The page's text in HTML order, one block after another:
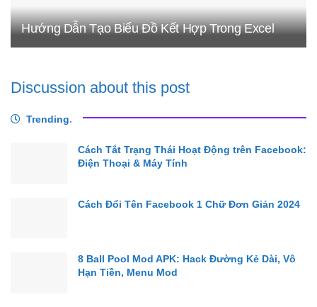
Hướng Dẫn Tạo Biểu Đồ Kết Hợp Trong Excel
Discussion about this post
Trending.
Cách Tắt Trạng Thái Hoạt Động trên Facebook:
Điện Thoại & Máy Tính
Cách Đổi Tên Facebook 1 Chữ Đơn Giản 2024
8 Ball Pool Mod APK: Hack Đường Kẻ Dài, Vô
Hạn Tiền, Menu Mod